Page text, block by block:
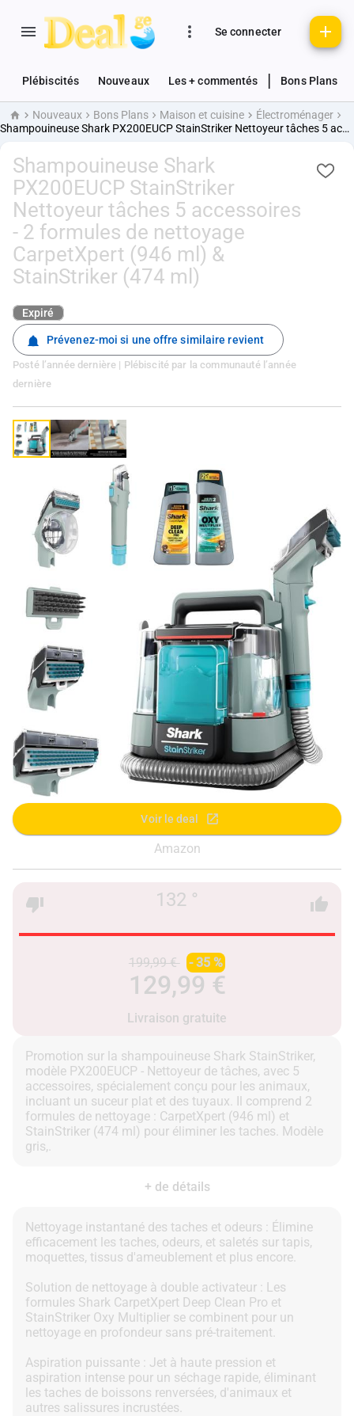
Se connecter
Plébiscités Nouveaux Les + commentés Bons Plans
AccueilNouveaux Bons Plans Maison et cuisine
Électroménager
Shampouineuse Shark PX200EUCP StainStriker Nettoyeur tâches 5 accessoires - 2 formules de nettoyage CarpetXpert (946 ml) & StainStriker (474 ml)
Shampouineuse Shark
PX200EUCP StainStriker
Nettoyeur tâches 5 accessoires
- 2 formules de nettoyage
CarpetXpert (946 ml) &
StainStriker (474 ml)
Expiré
Prévenez-moi si une offre similaire revient
Posté l’année dernière | Plébiscité par la communauté l’année
dernière
Voir le deal
Amazon
132 °
199,99 € - 35 %
129,99 €
Livraison gratuite
Promotion sur la shampouineuse Shark StainStriker,
modèle PX200EUCP - Nettoyeur de tâches, avec 5
accessoires, spécialement conçu pour les animaux,
incluant un suceur plat et des tuyaux. Il comprend 2
formules de nettoyage : CarpetXpert (946 ml) et
StainStriker (474 ml) pour éliminer les taches. Modèle
+ de détails
Nettoyage instantané des taches et odeurs : Élimine
efficacement les taches, odeurs, et saletés sur tapis,
moquettes, tissus d'ameublement et plus encore.
Solution de nettoyage à double activateur : Les
formules Shark CarpetXpert Deep Clean Pro et
StainStriker Oxy Multiplier se combinent pour un
nettoyage en profondeur sans pré-traitement.
Aspiration puissante : Jet à haute pression et
aspiration intense pour un séchage rapide, éliminant
les taches de boissons renversées, d'animaux et
autres salissures incrustées.